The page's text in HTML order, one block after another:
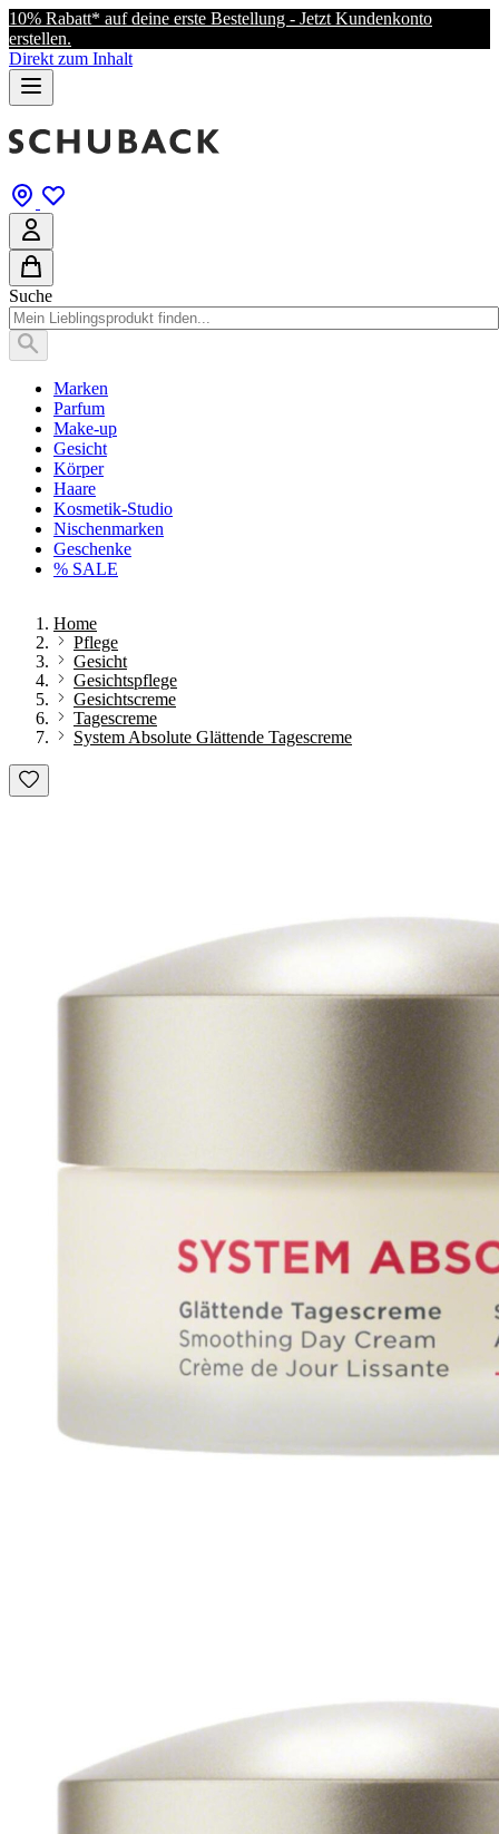
10% Rabatt* auf deine erste Bestellung - Jetzt Kundenkonto
erstellen.
Direkt zum Inhalt
Suche
Marken
Parfum
Make-up
Gesicht
Körper
Haare
Kosmetik-Studio
Nischenmarken
Geschenke
% SALE
Home
Pflege
Gesicht
Gesichtspflege
Gesichtscreme
Tagescreme
System Absolute Glättende Tagescreme